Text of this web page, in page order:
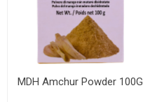
MDH Amchur Powder 100G